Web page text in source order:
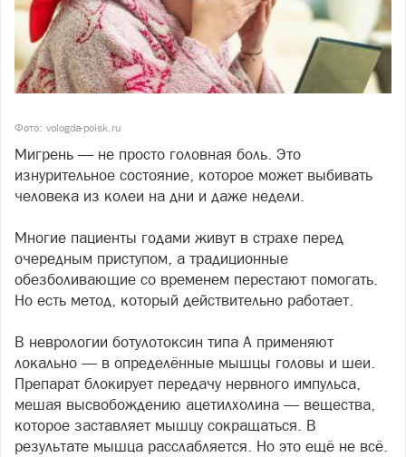
Фото: vologda-poisk.ru
Мигрень — не просто головная боль. Это
изнурительное состояние, которое может выбивать
человека из колеи на дни и даже недели.
Многие пациенты годами живут в страхе перед
очередным приступом, а традиционные
обезболивающие со временем перестают помогать.
Но есть метод, который действительно работает.
В неврологии ботулотоксин типа А применяют
локально — в определённые мышцы головы и шеи.
Препарат блокирует передачу нервного импульса,
мешая высвобождению ацетилхолина — вещества,
которое заставляет мышцу сокращаться. В
результате мышца расслабляется. Но это ещё не всё.